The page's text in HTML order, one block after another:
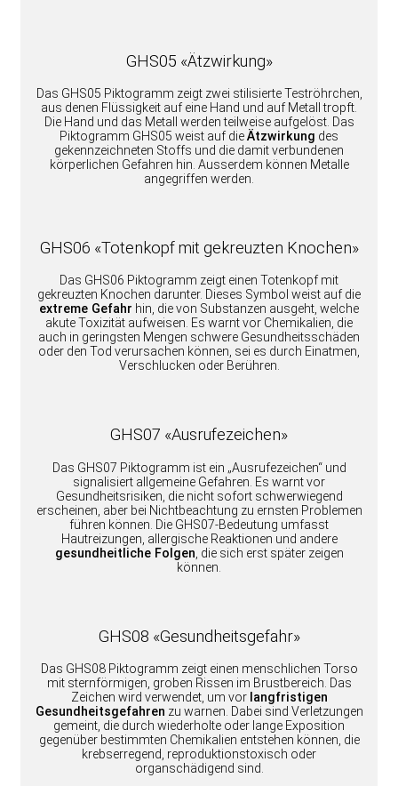
GHS05 «Ätzwirkung»
Das GHS05 Piktogramm zeigt zwei stilisierte Teströhrchen,
aus denen Flüssigkeit auf eine Hand und auf Metall tropft.
Die Hand und das Metall werden teilweise aufgelöst. Das
Piktogramm GHS05 weist auf dieÄtzwirkung des
gekennzeichneten Stoffs und die damit verbundenen
körperlichen Gefahren hin. Ausserdem können Metalle
angegriffen werden.
GHS06 «Totenkopf mit gekreuzten Knochen»
Das GHS06 Piktogramm zeigt einen Totenkopf mit
gekreuzten Knochen darunter. Dieses Symbol weist auf die
extreme Gefahr hin, die von Substanzen ausgeht, welche
akute Toxizität aufweisen. Es warnt vor Chemikalien, die
auch in geringsten Mengen schwere Gesundheitsschäden
oder den Tod verursachen können, sei es durch Einatmen,
Verschlucken oder Berühren.
GHS07 «Ausrufezeichen»
Das GHS07 Piktogramm ist ein „Ausrufezeichen“ und
signalisiert allgemeine Gefahren. Es warnt vor
Gesundheitsrisiken, die nicht sofort schwerwiegend
erscheinen, aber bei Nichtbeachtung zu ernsten Problemen
führen können. Die GHS07-Bedeutung umfasst
Hautreizungen, allergische Reaktionen und andere
gesundheitliche Folgen , die sich erst später zeigen
können.
GHS08 «Gesundheitsgefahr»
Das GHS08 Piktogramm zeigt einen menschlichen Torso
mit sternförmigen, groben Rissen im Brustbereich. Das
Zeichen wird verwendet, um vor langfristigen
Gesundheitsgefahren zu warnen. Dabei sind Verletzungen
gemeint, die durch wiederholte oder lange Exposition
gegenüber bestimmten Chemikalien entstehen können, die
krebserregend, reproduktionstoxisch oder
organschädigend sind.